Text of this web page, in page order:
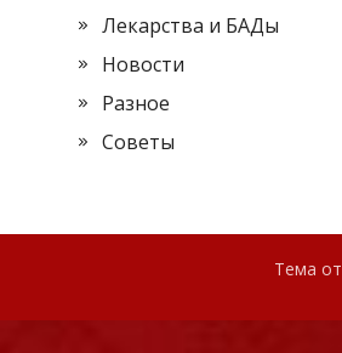
Лекарства и БАДы
Новости
Разное
Советы
Тема от